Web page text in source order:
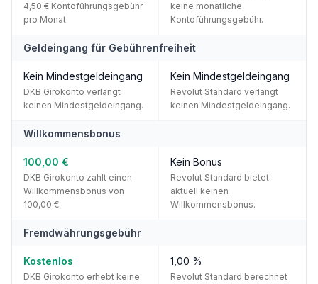
4,50 € Kontoführungsgebühr
pro Monat.
keine monatliche
Kontoführungsgebühr.
Geldeingang für Gebührenfreiheit
Kein Mindestgeldeingang
DKB Girokonto verlangt
keinen Mindestgeldeingang.
Kein Mindestgeldeingang
Revolut Standard verlangt
keinen Mindestgeldeingang.
Willkommensbonus
100,00 €
DKB Girokonto zahlt einen
Willkommensbonus von
100,00 €.
Kein Bonus
Revolut Standard bietet
aktuell keinen
Willkommensbonus.
Fremdwährungsgebühr
Kostenlos
DKB Girokonto erhebt keine
1,00 %
Revolut Standard berechnet